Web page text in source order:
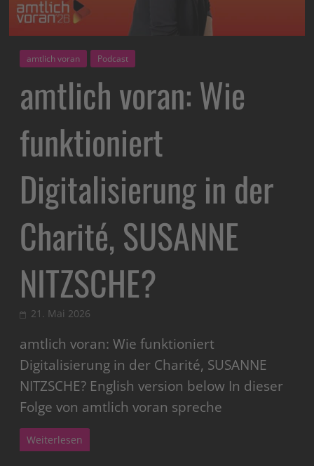
amtlich voran Podcast
amtlich voran: Wie
funktioniert
Digitalisierung in der
Charité, SUSANNE
NITZSCHE?
21. Mai 2026
amtlich voran: Wie funktioniert
Digitalisierung in der Charité, SUSANNE
NITZSCHE? English version below In dieser
Folge von amtlich voran spreche
Weiterlesen